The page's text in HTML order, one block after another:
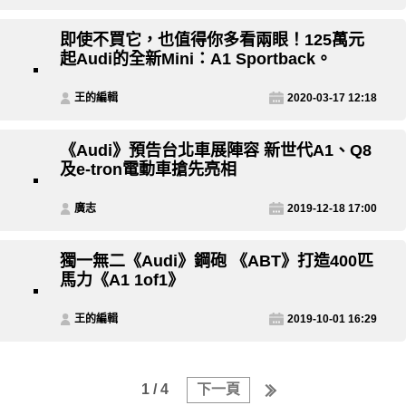
即使不買它，也值得你多看兩眼！125萬元
起Audi的全新Mini：A1 Sportback。
王的編輯 2020-03-17 12:18
《Audi》預告台北車展陣容 新世代A1、Q8
及e-tron電動車搶先亮相
廣志 2019-12-18 17:00
獨一無二《Audi》鋼砲 《ABT》打造400匹
馬力《A1 1of1》
王的編輯 2019-10-01 16:29
1 / 4 下一頁